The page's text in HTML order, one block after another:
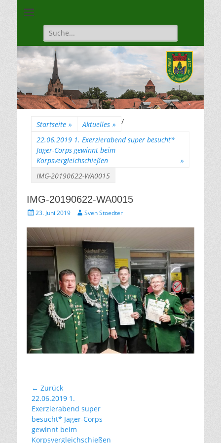
1528
Suche
für:
Startseite » Aktuelles »
/
22.06.2019 1. Exerzierabend super besucht*
Jäger-Corps gewinnt beim
Korpsvergleichschießen
»
IMG-20190622-WA0015
IMG-20190622-WA0015
Gepostet
23. Juni 2019 AutorSven Stoedter
Beitragsnavigation
← Zurück
Vorhergehender
Beitrag:
22.06.2019 1.
Exerzierabend super
besucht* Jäger-Corps
gewinnt beim
Korpsvergleichschießen